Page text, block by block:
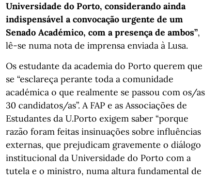
Universidade do Porto, considerando ainda
indispensável a convocação urgente de um
Senado Académico, com a presença de ambos”,
lê-se numa nota de imprensa enviada à Lusa.
Os estudante da academia do Porto querem que
se “esclareça perante toda a comunidade
académica o que realmente se passou com os/as
30 candidatos/as”. A FAP e as Associações de
Estudantes da U.Porto exigem saber “porque
razão foram feitas insinuações sobre influências
externas, que prejudicam gravemente o diálogo
institucional da Universidade do Porto com a
tutela e o ministro, numa altura fundamental de